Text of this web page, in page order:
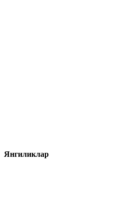
Янгиликлар